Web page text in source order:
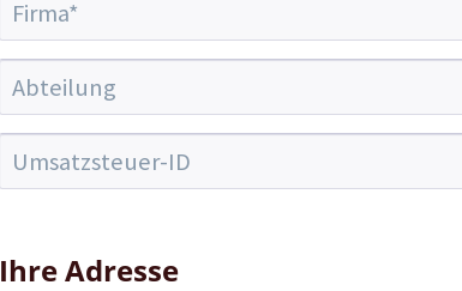
Ihre Adresse